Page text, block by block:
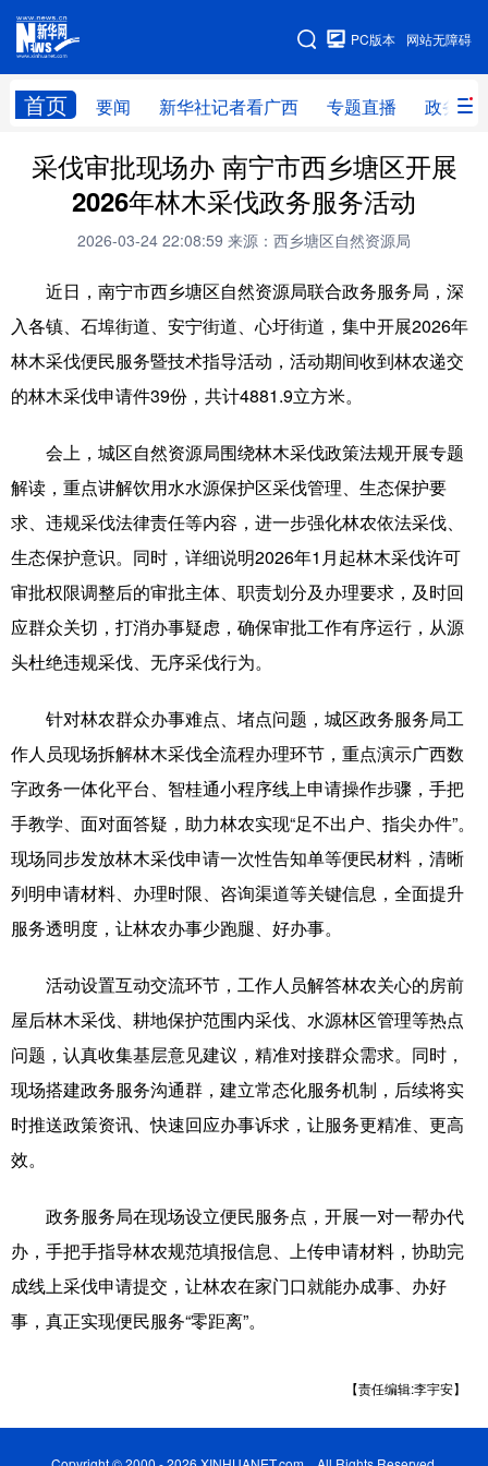
网站无障碍
PC版本
首页 要闻 新华社记者看广西 专题直播 政务信
网站地图
广西频道
要闻 新华社记者 专题直播 政务信息
新华网导航
学习进行时 高层 时政
台湾 思客智库 全球连线 教育
科技 科普 体育 文化
健康 军事 访谈 视频
图片 中央文件 金融 汽车
食品 人居
溯源中国 城市 旅游 能源
会展 彩票 娱乐 时尚
悦读 公益 书画 一带一路
亚太网 上市公司 文化产业
地方频道
北京 天津 河北 山西
辽宁 吉林 上海 江苏
浙江 安徽 福建 江西
山东 河南 湖北 湖南
四川 贵州 云南 西藏
陕西 甘肃 青海 宁夏
新疆 内蒙古 黑龙江
English Español Français عربى
采伐审批现场办 南宁市西乡塘区开展
2026年林木采伐政务服务活动
2026-03-24 22:08:59 来源：西乡塘区自然资源局
近日，南宁市西乡塘区自然资源局联合政务服务局，深
入各镇、石埠街道、安宁街道、心圩街道，集中开展2026年
林木采伐便民服务暨技术指导活动，活动期间收到林农递交
的林木采伐申请件39份，共计4881.9立方米。
会上，城区自然资源局围绕林木采伐政策法规开展专题
解读，重点讲解饮用水水源保护区采伐管理、生态保护要
求、违规采伐法律责任等内容，进一步强化林农依法采伐、
生态保护意识。同时，详细说明2026年1月起林木采伐许可
审批权限调整后的审批主体、职责划分及办理要求，及时回
应群众关切，打消办事疑虑，确保审批工作有序运行，从源
头杜绝违规采伐、无序采伐行为。
针对林农群众办事难点、堵点问题，城区政务服务局工
作人员现场拆解林木采伐全流程办理环节，重点演示广西数
字政务一体化平台、智桂通小程序线上申请操作步骤，手把
手教学、面对面答疑，助力林农实现“足不出户、指尖办件”。
现场同步发放林木采伐申请一次性告知单等便民材料，清晰
列明申请材料、办理时限、咨询渠道等关键信息，全面提升
服务透明度，让林农办事少跑腿、好办事。
活动设置互动交流环节，工作人员解答林农关心的房前
屋后林木采伐、耕地保护范围内采伐、水源林区管理等热点
问题，认真收集基层意见建议，精准对接群众需求。同时，
现场搭建政务服务沟通群，建立常态化服务机制，后续将实
时推送政策资讯、快速回应办事诉求，让服务更精准、更高
效。
政务服务局在现场设立便民服务点，开展一对一帮办代
办，手把手指导林农规范填报信息、上传申请材料，协助完
成线上采伐申请提交，让林农在家门口就能办成事、办好
事，真正实现便民服务“零距离”。
【责任编辑:李宇安】